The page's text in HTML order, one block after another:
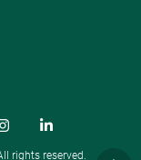
rights reserved.